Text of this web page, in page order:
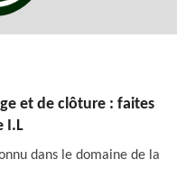
et de clôture : faites
I.L
dans le domaine de la